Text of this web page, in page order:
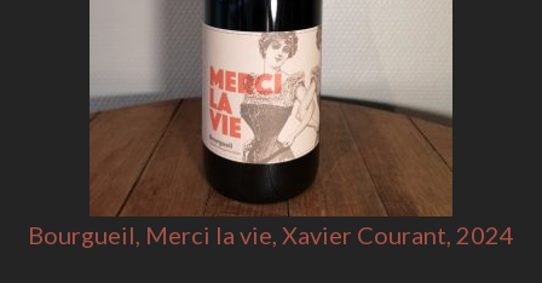
Bourgueil, Merci la vie, Xavier Courant, 2024